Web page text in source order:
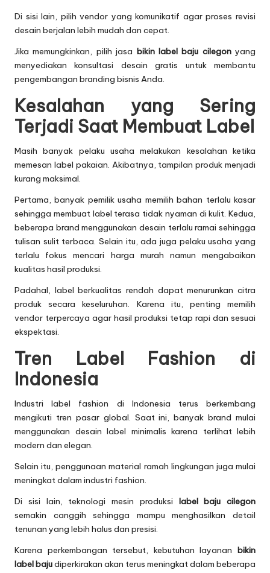
Di sisi lain, pilih vendor yang komunikatif agar proses revisi
desain berjalan lebih mudah dan cepat.
Jika memungkinkan, pilih jasa bikin label baju cilegonyang
menyediakan konsultasi desain gratis untuk membantu
pengembangan branding bisnis Anda.
Kesalahan yang Sering
Terjadi Saat Membuat Label
Masih banyak pelaku usaha melakukan kesalahan ketika
memesan label pakaian. Akibatnya, tampilan produk menjadi
kurang maksimal.
Pertama, banyak pemilik usaha memilih bahan terlalu kasar
sehingga membuat label terasa tidak nyaman di kulit. Kedua,
beberapa brand menggunakan desain terlalu ramai sehingga
tulisan sulit terbaca. Selain itu, ada juga pelaku usaha yang
terlalu fokus mencari harga murah namun mengabaikan
kualitas hasil produksi.
Padahal, label berkualitas rendah dapat menurunkan citra
produk secara keseluruhan. Karena itu, penting memilih
vendor terpercaya agar hasil produksi tetap rapi dan sesuai
ekspektasi.
Tren Label Fashion di
Indonesia
Industri label fashion di Indonesia terus berkembang
mengikuti tren pasar global. Saat ini, banyak brand mulai
menggunakan desain label minimalis karena terlihat lebih
modern dan elegan.
Selain itu, penggunaan material ramah lingkungan juga mulai
meningkat dalam industri fashion.
Di sisi lain, teknologi mesin produksi label baju cilegon
semakin canggih sehingga mampu menghasilkan detail
tenunan yang lebih halus dan presisi.
Karena perkembangan tersebut, kebutuhan layanan bikin
label bajudiperkirakan akan terus meningkat dalam beberapa